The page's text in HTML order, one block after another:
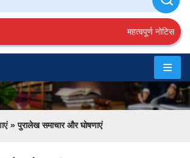
महत्वपूर्ण नोटिस
पुरालेख समाचार और घोषणाएं